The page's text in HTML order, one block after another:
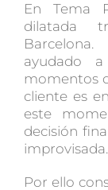
En Tema
dilatada
ayudado
momentos
cliente es
este
decisión
improvisada.
Por ello